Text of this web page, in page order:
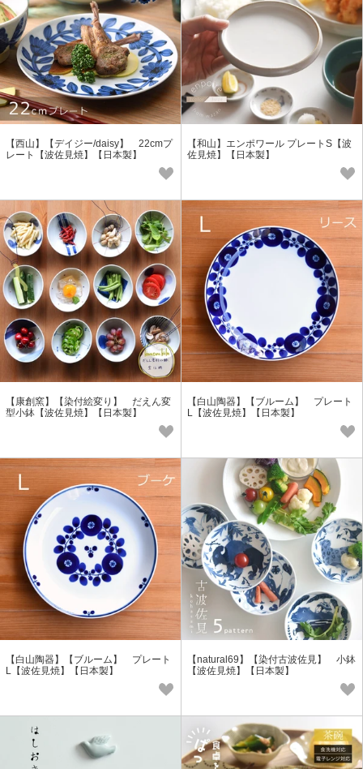
【西山】【デイジー/daisy】 22cmプ
レート【波佐見焼】【日本製】
【和山】エンポワール プレートS【波
佐見焼】【日本製】
【康創窯】【染付絵変り】 だえん変
型小鉢【波佐見焼】【日本製】
【白山陶器】【ブルーム】 プレート
L【波佐見焼】【日本製】
【白山陶器】【ブルーム】 プレート
L【波佐見焼】【日本製】
【natural69】【染付古波佐見】 小鉢
【波佐見焼】【日本製】